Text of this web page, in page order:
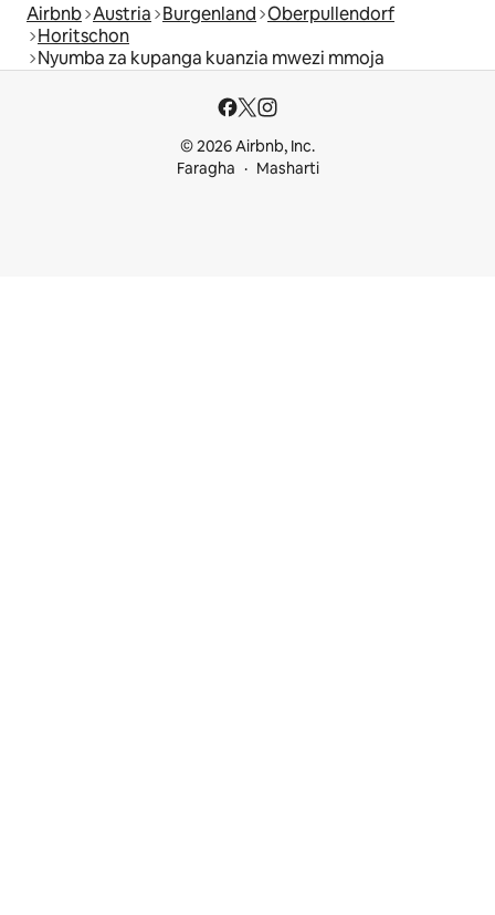
Airbnb Austria Burgenland Oberpullendorf
Horitschon
Nyumba za kupanga kuanzia mwezi mmoja
© 2026 Airbnb, Inc.
Faragha
Masharti